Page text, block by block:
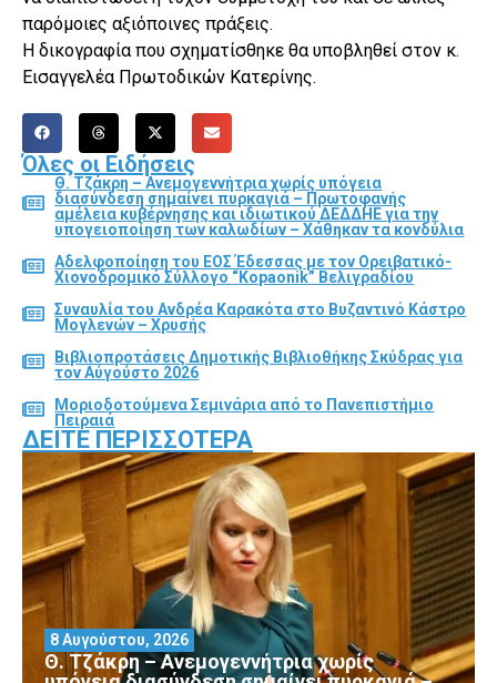
παρόμοιες αξιόποινες πράξεις.
Η δικογραφία που σχηματίσθηκε θα υποβληθεί στον κ.
Εισαγγελέα Πρωτοδικών Κατερίνης.
Όλες οι Ειδήσεις
Θ. Τζάκρη – Ανεμογεννήτρια χωρίς υπόγεια
διασύνδεση σημαίνει πυρκαγιά – Πρωτοφανής
αμέλεια κυβέρνησης και ιδιωτικού ΔΕΔΔΗΕ για την
υπογειοποίηση των καλωδίων – Χάθηκαν τα κονδύλια
Αδελφοποίηση του ΕΟΣ Έδεσσας με τον Ορειβατικό-
Χιονοδρομικό Σύλλογο “Kopaonik” Βελιγραδίου
Συναυλία του Ανδρέα Καρακότα στο Βυζαντινό Κάστρο
Μογλενών – Χρυσής
Βιβλιοπροτάσεις Δημοτικής Βιβλιοθήκης Σκύδρας για
τον Αύγούστο 2026
Μοριοδοτούμενα Σεμινάρια από το Πανεπιστήμιο
Πειραιά
ΔΕΊΤΕ ΠΕΡΙΣΣΌΤΕΡΑ
Θ. Τζάκρη – Ανεμογεννήτρια χωρίς
8 Αυγούστου, 2026